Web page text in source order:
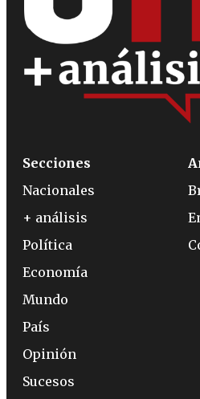
Secciones
Nacionales
+ análisis
Política
Economía
Mundo
País
Opinión
Sucesos